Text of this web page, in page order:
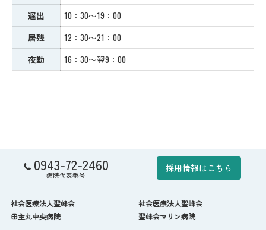
遅出
10：30～19：00
居残
12：30～21：00
夜勤
16：30～翌9：00
0943-72-2460
病院代表番号
採用情報はこちら
社会医療法人聖峰会
田主丸中央病院
社会医療法人聖峰会
聖峰会マリン病院